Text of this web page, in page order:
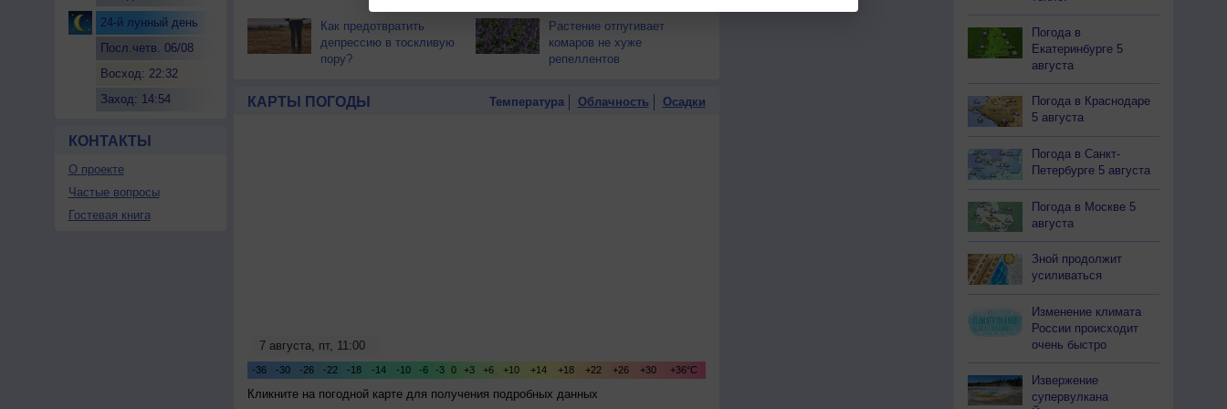
24-й лунный день
Посл.четв. 06/08
Восход: 22:32
Заход: 14:54
КОНТАКТЫ
О проекте
Частые вопросы
Гостевая книга
Как предотвратить
депрессию в тоскливую
пору?
Растение отпугивает
комаров не хуже
репеллентов
КАРТЫ ПОГОДЫ Температура Облачность Осадки
Кликните на погодной карте для получения подробных данных
Погода в
Екатеринбурге 5
августа
Погода в Краснодаре
5 августа
Погода в Санкт-
Петербурге 5 августа
Погода в Москве 5
августа
Зной продолжит
усиливаться
Изменение климата
России происходит
очень быстро
Извержение
супервулкана